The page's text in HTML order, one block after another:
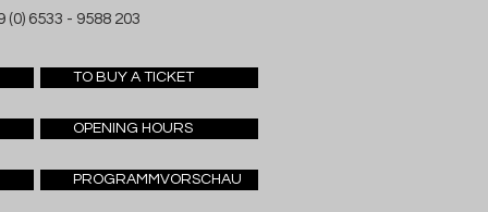
(0) 6533 - 9588 203
TO BUY A TICKET
OPENING HOURS
PROGRAMMVORSCHAU